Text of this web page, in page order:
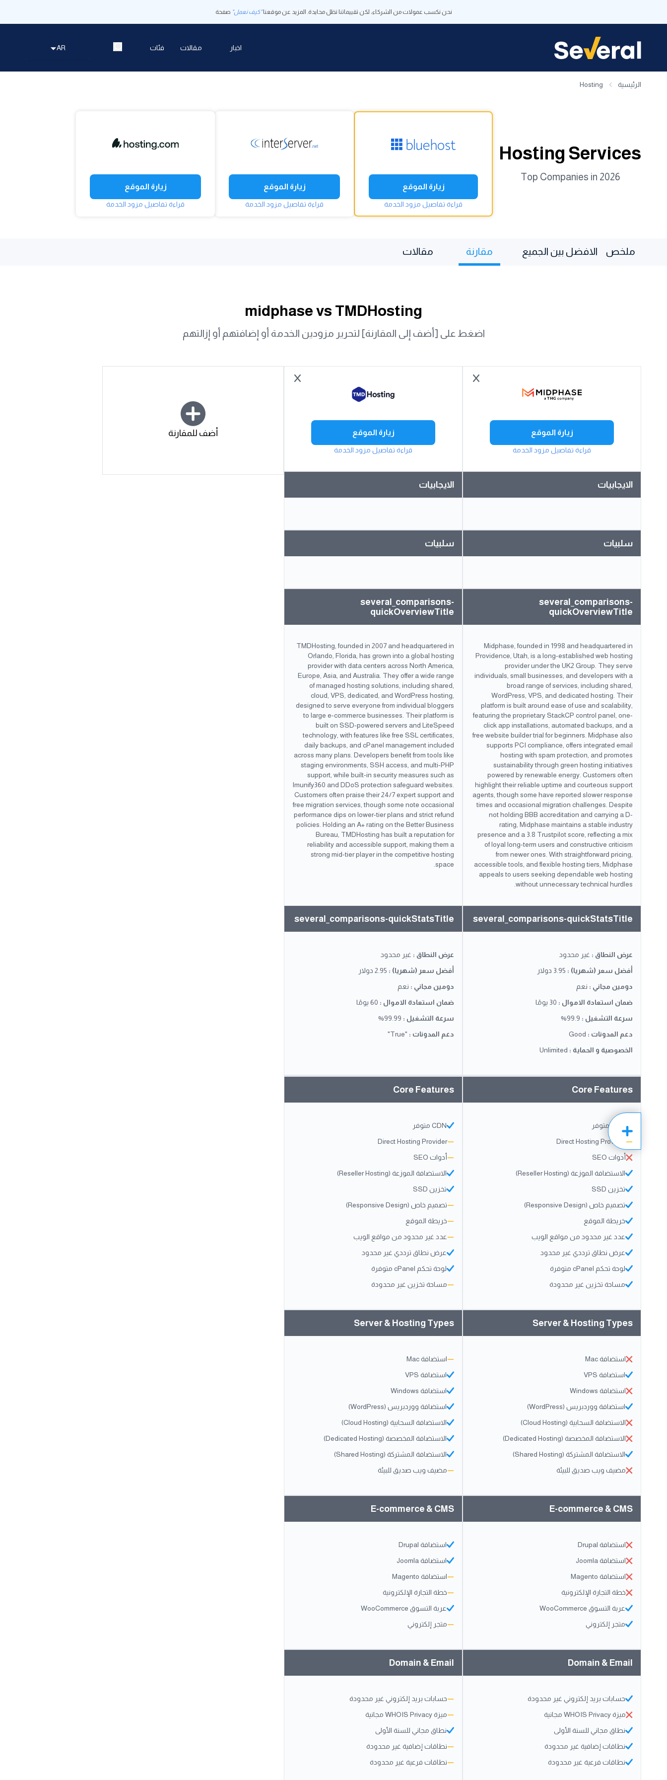
نحن نكسب عمولات من الشركاء، لكن تقييماتنا تظل محايدة. المزيد عن موقعنا"كيف نعمل" صفحة
اخبار مقالات فئات AR
الرئيسية Hosting
Hosting Services
Top Companies in 2026
زيارة الموقع
قراءة تفاصيل مزود الخدمة
زيارة الموقع
قراءة تفاصيل مزود الخدمة
زيارة الموقع
قراءة تفاصيل مزود الخدمة
ملخص الافضل بين الجميع مقارنة مقالات
midphase vs TMDHosting
اضغط على [أضف إلى المقارنة] لتحرير مزودين الخدمة أو إضافتهم أو إزالتهم
زيارة الموقع
قراءة تفاصيل مزود الخدمة
زيارة الموقع
قراءة تفاصيل مزود الخدمة
الايجابيات الايجابيات
سلبيات سلبيات
several_comparisons-
quickOverviewTitle
Midphase, founded in 1998 and headquartered in
Providence, Utah, is a long-established web hosting
provider under the UK2 Group. They serve
individuals, small businesses, and developers with a
broad range of services, including shared,
WordPress, VPS, and dedicated hosting. Their
platform is built around ease of use and scalability,
featuring the proprietary StackCP control panel, one-
click app installations, automated backups, and a
free website builder trial for beginners. Midphase also
supports PCI compliance, offers integrated email
hosting with spam protection, and promotes
sustainability through green hosting initiatives
powered by renewable energy. Customers often
highlight their reliable uptime and courteous support
agents, though some have reported slower response
times and occasional migration challenges. Despite
not holding BBB accreditation and carrying a D-
rating, Midphase maintains a stable industry
presence and a 3.8 Trustpilot score, reflecting a mix
of loyal long-term users and constructive criticism
from newer ones. With straightforward pricing,
accessible tools, and flexible hosting tiers, Midphase
appeals to users seeking dependable web hosting
without unnecessary technical hurdles.
several_comparisons-
quickOverviewTitle
TMDHosting, founded in 2007 and headquartered in
Orlando, Florida, has grown into a global hosting
provider with data centers across North America,
Europe, Asia, and Australia. They offer a wide range
of managed hosting solutions, including shared,
cloud, VPS, dedicated, and WordPress hosting,
designed to serve everyone from individual bloggers
to large e-commerce businesses. Their platform is
built on SSD-powered servers and LiteSpeed
technology, with features like free SSL certificates,
daily backups, and cPanel management included
across many plans. Developers benefit from tools like
staging environments, SSH access, and multi-PHP
support, while built-in security measures such as
Imunify360 and DDoS protection safeguard websites.
Customers often praise their 24/7 expert support and
free migration services, though some note occasional
performance dips on lower-tier plans and strict refund
policies. Holding an A+ rating on the Better Business
Bureau, TMDHosting has built a reputation for
reliability and accessible support, making them a
strong mid-tier player in the competitive hosting
space.
several_comparisons-quickStatsTitle
عرض النطاق : غير محدود
أفضل سعر (شهريا) : 3.95 دولار
دومين مجاني : نعم
ضمان استعادة الاموال : 30 يومًا
سرعة التشغيل :
99.9%
دعم المدونات :
Good
الخصوصية و الحماية :
Unlimited
several_comparisons-quickStatsTitle
عرض النطاق : غير محدود
أفضل سعر (شهريا) : 2.95 دولار
دومين مجاني : نعم
ضمان استعادة الاموال : 60 يومًا
سرعة التشغيل :
99.99%
دعم المدونات :
"True"
Core Features
—
Direct Hosting Provider
أدوات SEO
الاستضافة الموزعة (Reseller Hosting)
تخزين SSD
تصميم خاص (Responsive Design)
خريطة الموقع
عدد غير محدود من مواقع الويب
عرض نطاق ترددي غير محدود
لوحة تحكم cPanel متوفرة
مساحة تخزين غير محدودة
Core Features
CDN متوفر
—
Direct Hosting Provider
—أدوات SEO
الاستضافة الموزعة (Reseller Hosting)
تخزين SSD
—تصميم خاص (Responsive Design)
—خريطة الموقع
—عدد غير محدود من مواقع الويب
عرض نطاق ترددي غير محدود
لوحة تحكم cPanel متوفرة
—مساحة تخزين غير محدودة
Server & Hosting Types
استضافة Mac
استضافة VPS
استضافة Windows
استضافة ووردبريس (WordPress)
الاستضافة السحابية (Cloud Hosting)
الاستضافة المخصصة (Dedicated Hosting)
الاستضافة المشتركة (Shared Hosting)
مضيف ويب صديق للبيئة
Server & Hosting Types
—استضافة Mac
استضافة VPS
استضافة Windows
استضافة ووردبريس (WordPress)
الاستضافة السحابية (Cloud Hosting)
الاستضافة المخصصة (Dedicated Hosting)
الاستضافة المشتركة (Shared Hosting)
—مضيف ويب صديق للبيئة
E-commerce & CMS
استضافة Drupal
استضافة Joomla
استضافة Magento
خطة التجارة الإلكترونية
عربة التسوق WooCommerce
متجر إلكتروني
E-commerce & CMS
استضافة Drupal
استضافة Joomla
—استضافة Magento
—خطة التجارة الإلكترونية
عربة التسوق WooCommerce
—متجر إلكتروني
Domain & Email
حسابات بريد إلكتروني غير محدودة
ميزة WHOIS Privacy مجانية
نطاق مجاني للسنة الأولى
نطاقات إضافية غير محدودة
نطاقات فرعية غير محدودة
Domain & Email
—حسابات بريد إلكتروني غير محدودة
—ميزة WHOIS Privacy مجانية
نطاق مجاني للسنة الأولى
—نطاقات إضافية غير محدودة
—نطاقات فرعية غير محدودة
أضف للمقارنة